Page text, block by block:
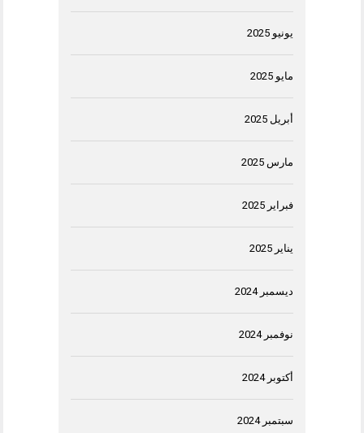
يونيو 2025
مايو 2025
أبريل 2025
مارس 2025
فبراير 2025
يناير 2025
ديسمبر 2024
نوفمبر 2024
أكتوبر 2024
سبتمبر 2024